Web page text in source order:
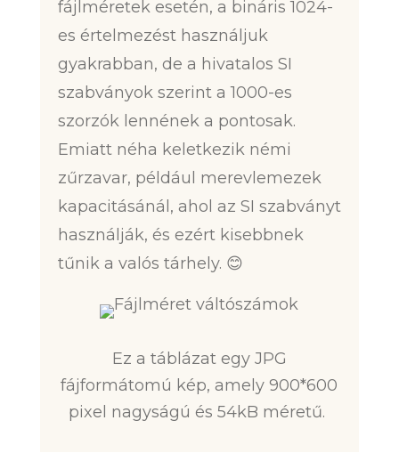
fájlméretek esetén, a bináris 1024-
es értelmezést használjuk
gyakrabban, de a hivatalos SI
szabványok szerint a 1000-es
szorzók lennének a pontosak.
Emiatt néha keletkezik némi
zűrzavar, például merevlemezek
kapacitásánál, ahol az SI szabványt
használják, és ezért kisebbnek
tűnik a valós tárhely. 😊
Ez a táblázat egy JPG
fájformátomú kép, amely 900*600
pixel nagyságú és 54kB méretű.